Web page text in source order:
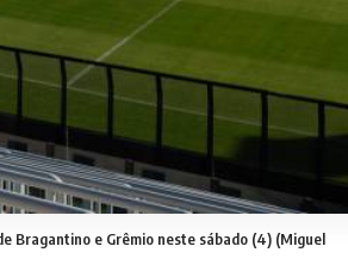
Bragantino e Grêmio neste sábado (4) (Miguel